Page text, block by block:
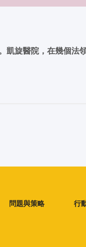
凱旋醫院，在幾個法
問題與策略 行